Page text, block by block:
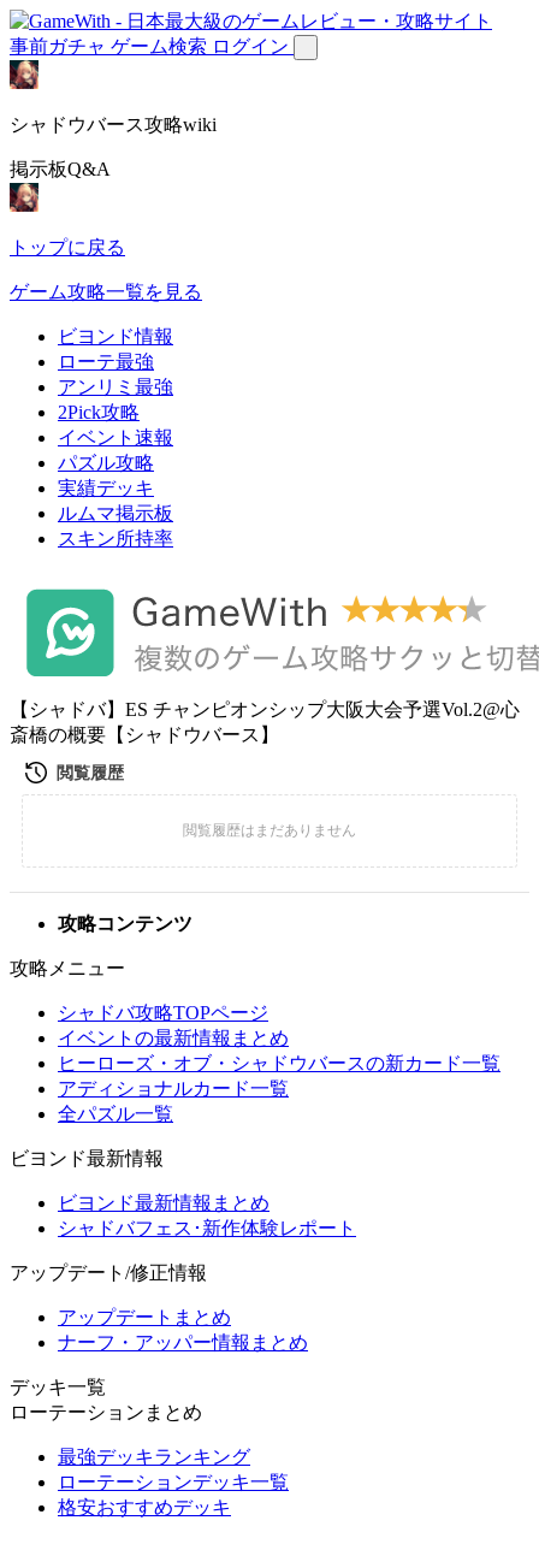
事前ガチャ ゲーム検索 ログイン
シャドウバース攻略wiki
掲示板Q&A
トップに戻る
ゲーム攻略一覧を見る
ビヨンド情報
ローテ最強
アンリミ最強
2Pick攻略
イベント速報
パズル攻略
実績デッキ
ルムマ掲示板
スキン所持率
【シャドバ】ES チャンピオンシップ大阪大会予選Vol.2@心
斎橋の概要【シャドウバース】
攻略コンテンツ
攻略メニュー
シャドバ攻略TOPページ
イベントの最新情報まとめ
ヒーローズ・オブ・シャドウバースの新カード一覧
アディショナルカード一覧
全パズル一覧
ビヨンド最新情報
ビヨンド最新情報まとめ
シャドバフェス･新作体験レポート
アップデート/修正情報
アップデートまとめ
ナーフ・アッパー情報まとめ
デッキ一覧
ローテーションまとめ
最強デッキランキング
ローテーションデッキ一覧
格安おすすめデッキ